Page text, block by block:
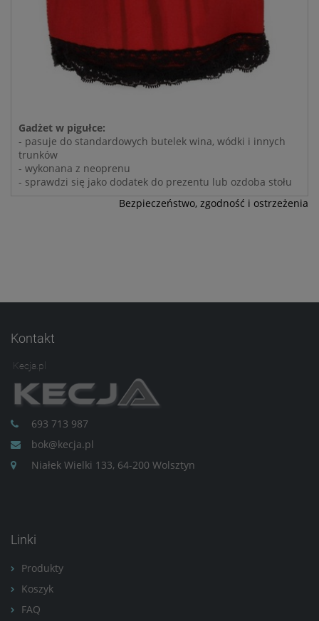
Gadżet w pigułce:
- pasuje do standardowych butelek wina, wódki i innych
trunków
- wykonana z neoprenu
- sprawdzi się jako dodatek do prezentu lub ozdoba stołu
Bezpieczeństwo, zgodność i ostrzeżenia
Kontakt
Kecja.pl
693 713 987
bok@kecja.pl
Niałek Wielki 133, 64-200 Wolsztyn
Linki
Produkty
Koszyk
FAQ